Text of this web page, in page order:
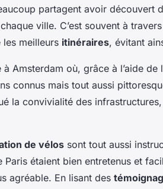
partagent avoir découvert
ville. C’est souvent à
les meilleurs itinéraires, évitant
Amsterdam où, grâce à l’aide
connus mais tout aussi
la convivialité des
de vélos sont tout aussi
étaient bien entretenus et
agréable. En lisant des